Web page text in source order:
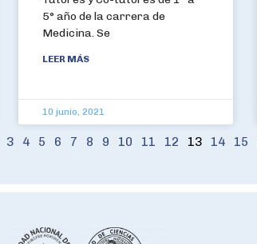
5° año de la carrera de
Medicina. Se
LEER MÁS
10 junio, 2021
3 4 5 6 7 8 9 10 11 12 13 14 15